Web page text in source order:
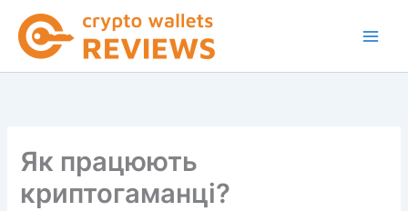
Перейти
вмісту
Як працюють
криптогаманці?